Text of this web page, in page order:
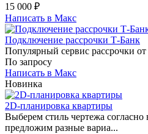
15 000 ₽
Написать в Макс
Подключение рассрочки Т-Банк
Популярный сервис рассрочки
По запросу
Написать в Макс
Новинка
2D-планировка квартиры
Выберем стиль чертежа
предложим разные вариа...